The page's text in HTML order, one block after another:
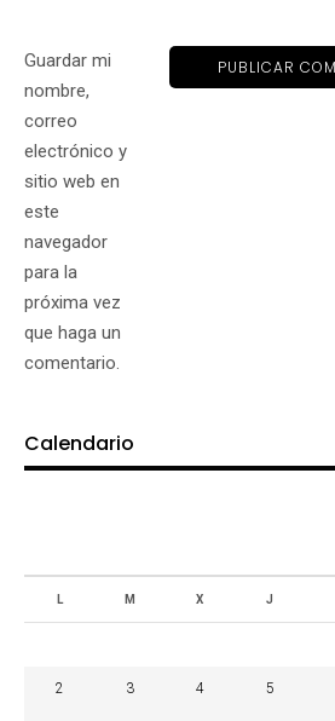
Guardar mi
nombre,
correo
electrónico y
sitio web en
este
navegador
para la
próxima vez
que haga un
comentario.
Calendario
L M X J
2 3 4 5